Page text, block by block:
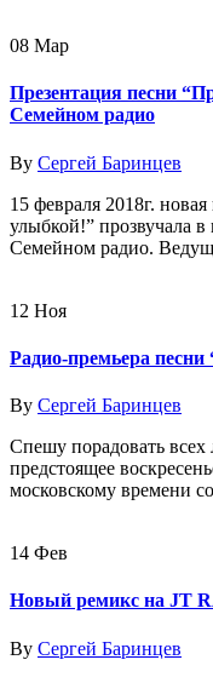
08 Мар
Презентация песни
Семейном радио
By Сергей Баринцев
15 февраля 2018г.
улыбкой!” прозвучала
Семейном радио.
12 Ноя
Радио-премьера
By Сергей Баринцев
Спешу порадовать всех
предстоящее
московскому времени
14 Фев
Новый ремикс на JT
By Сергей Баринцев